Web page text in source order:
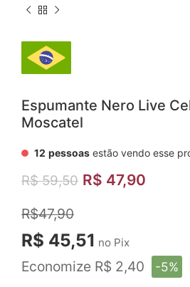
Espumante Nero Live
Moscatel
12 pessoas estão vendo esse
R$59,50 R$ 47,90
R$47,90
R$ 45,51 no Pix
Economize R$ 2,40 -5%